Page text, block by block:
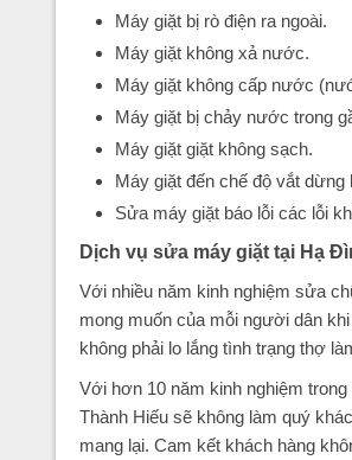
Máy giặt bị rò điện ra ngoài.
Máy giặt không xả nước.
Máy giặt không cấp nước
Máy giặt bị chảy nước trong
Máy giặt giặt không sạch.
Máy giặt đến chế độ vắt dừng
Sửa máy giặt báo lỗi các lỗi
Dịch vụ sửa máy giặt tại Hạ
Với nhiều năm kinh nghiệm sửa
mong muốn của mỗi người dân
không phải lo lắng tình trạng thợ
Với hơn 10 năm kinh nghiệm
Thành Hiếu sẽ không làm quý
mang lại. Cam kết khách hàng